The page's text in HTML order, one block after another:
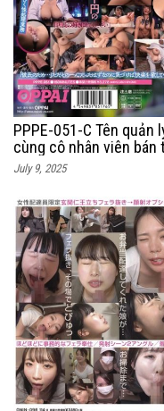
PPPE-051-C Tên
cùng cô nhân viên
July 9, 2025